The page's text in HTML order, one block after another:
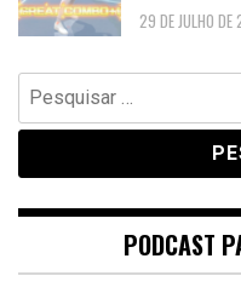
29 DE JULHO
Pesquisar
por:
PODCAST